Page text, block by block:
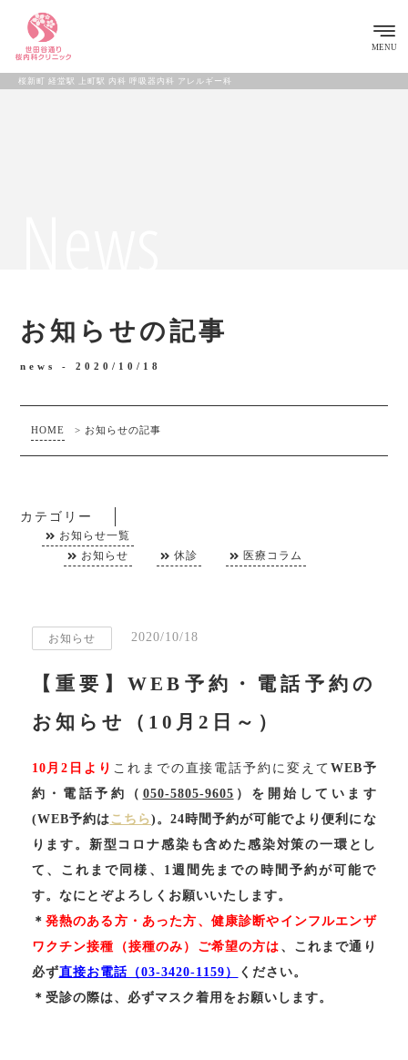
桜新町 経堂駅 上町駅 内科 呼吸器内科 アレルギー科
MENU
お知らせの記事
news -2020/10/18
HOME > お知らせの記事
カテゴリー
お知らせ一覧
お知らせ
休診 医療コラム
お知らせ 2020/10/18
【重要】WEB予約・電話予約の
お知らせ（10月2日～）
10月2日より これまでの直接電話予約に変えて WEB予
約・電話予約（ 050-5805-9605 ）を開始しています
(WEB予約は こちら)。24時間予約が可能でより便利にな
ります。新型コロナ感染も含めた感染対策の一環とし
て、これまで同様、1週間先までの時間予約が可能で
す。なにとぞよろしくお願いいたします。
＊ 発熱のある方・あった方、健康診断やインフルエンザ
ワクチン接種（接種のみ）ご希望の方は 、これまで通り
必ず直接お電話（03-3420-1159）
ください。
＊受診の際は、必ずマスク着用をお願いします。